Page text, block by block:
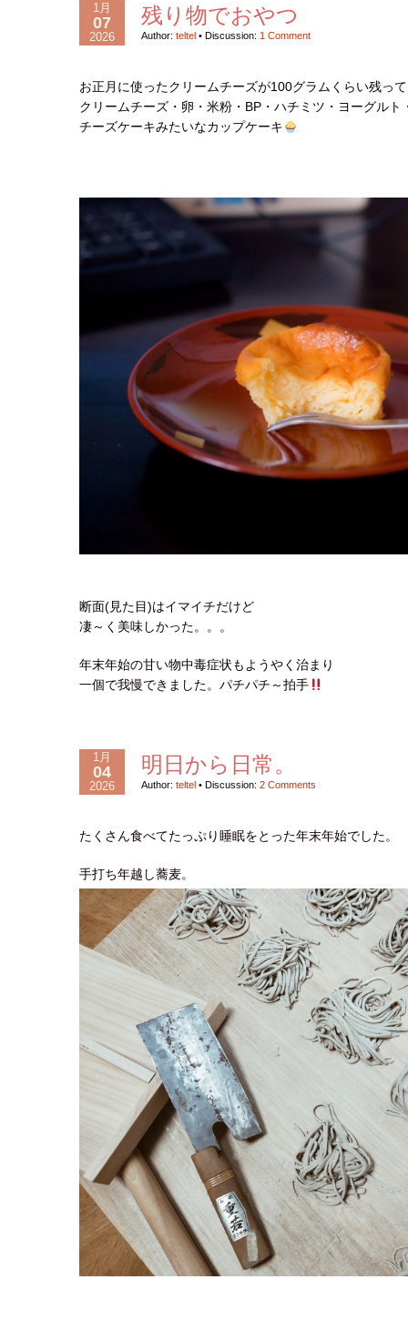
1月
07
2026
残り物でおやつ
Author: teltel • Discussion: 1 Comment
お正月に使ったクリームチーズが100グラムくらい残っ
クリームチーズ・卵・米粉・BP・ハチミツ・ヨーグルト
チーズケーキみたいなカップケーキ
断面(見た目)はイマイチだけど
凄～く美味しかった。。。
年末年始の甘い物中毒症状もようやく治まり
一個で我慢できました。パチパチ～拍手
1月
04
2026
明日から日常。
Author: teltel • Discussion: 2 Comments
たくさん食べてたっぷり睡眠をとった年末年始でした。
手打ち年越し蕎麦。